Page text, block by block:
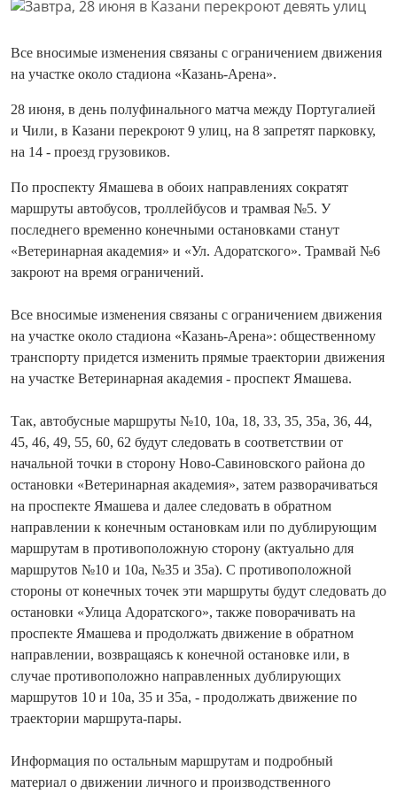
Все вносимые изменения связаны с ограничением движения
на участке около стадиона «Казань-Арена».
28 июня, в день полуфинального матча между Португалией
и Чили, в Казани перекроют 9 улиц, на 8 запретят парковку,
на 14 - проезд грузовиков.
По проспекту Ямашева в обоих направлениях сократят
маршруты автобусов, троллейбусов и трамвая №5. У
последнего временно конечными остановками станут
«Ветеринарная академия» и «Ул. Адоратского». Трамвай №6
закроют на время ограничений.
Все вносимые изменения связаны с ограничением движения
на участке около стадиона «Казань-Арена»: общественному
транспорту придется изменить прямые траектории движения
на участке Ветеринарная академия - проспект Ямашева.
Так, автобусные маршруты №10, 10а, 18, 33, 35, 35а, 36, 44,
45, 46, 49, 55, 60, 62 будут следовать в соответствии от
начальной точки в сторону Ново-Савиновского района до
остановки «Ветеринарная академия», затем разворачиваться
на проспекте Ямашева и далее следовать в обратном
направлении к конечным остановкам или по дублирующим
маршрутам в противоположную сторону (актуально для
маршрутов №10 и 10а, №35 и 35а). С противоположной
стороны от конечных точек эти маршруты будут следовать до
остановки «Улица Адоратского», также поворачивать на
проспекте Ямашева и продолжать движение в обратном
направлении, возвращаясь к конечной остановке или, в
случае противоположно направленных дублирующих
маршрутов 10 и 10а, 35 и 35а, - продолжать движение по
траектории маршрута-пары.
Информация по остальным маршрутам и подробный
материал о движении личного и производственного